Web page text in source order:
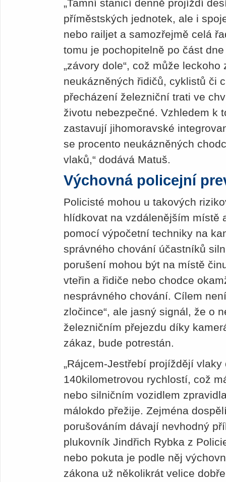
„Tamní stanicí denně projíždí
příměstských jednotek, ale i
nebo railjet a samozřejmě celá
tomu je pochopitelně po část
„závory dole“, což může
neukázněných řidičů, cyklistů či
přecházení železniční trati ve
životu nebezpečné. Vzhledem k
zastavují jihomoravské
se procento ne­ukázněných
vlaků,“ dodává Matuš.
Výchovná policejní
Policisté mohou u takových
hlídkovat na vzdálenějším místě
pomocí výpočetní techniky na
správného chování účastníků
porušení mohou být na místě
vteřin a řidiče nebo chodce
nesprávného chování. Cílem
zločince“, ale jasný signál, že o
železničním přejezdu díky
zákaz, bude potrestán.
„Rájcem-Jestřebí projíždějí
140kilometrovou rychlostí, což
nebo silničním vozidlem
málokdo přežije. Zejména
porušováním dávají nevhodný
plukovník Jindřich Rybka z
nebo pokuta je podle něj
zákona už několikrát velice